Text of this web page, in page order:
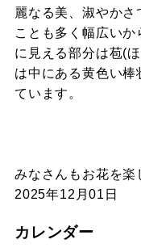
麗なる美、淑やか
ことも多く幅広いか
に見える部分は苞(
は中にある黄色い棒
ています。
みなさんもお花を
2025年12月01日
カレンダー